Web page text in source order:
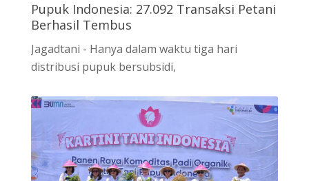
Pupuk Indonesia: 27.092 Transaksi Petani
Berhasil Tembus
Jagadtani - Hanya dalam waktu tiga hari
distribusi pupuk bersubsidi,